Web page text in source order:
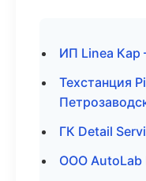
ИП Linea Кар
Техстанция
ГК Detail
ООО AutoLab